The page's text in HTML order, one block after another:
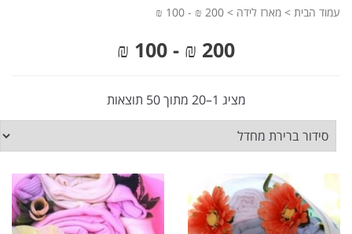
עמוד הבית > מארז לידה > 200 ₪ - 100 ₪
200 ₪ - 100 ₪
מציג 1–20 מתוך 50 תוצאות